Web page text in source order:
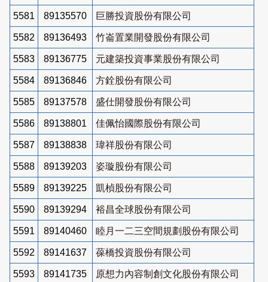
5581 89135570 巨勝投資股份有限公司
5582 89136493 竹崙置業開發股份有限公司
5583 89136775 元建築投資事業股份有限公司
5584 89136846 方銓股份有限公司
5585 89137578 盛仕開發股份有限公司
5586 89138801 佳佩怡國際股份有限公司
5587 89138838 瑋祥股份有限公司
5588 89139203 姿璇股份有限公司
5589 89139225 凱楨股份有限公司
5590 89139294 裕昌全球股份有限公司
5591 89140460 睦月一二三空間規劃股份有限公司
5592 89141637 葆橋投資股份有限公司
5593 89141735 原想力內容制創文化股份有限公司